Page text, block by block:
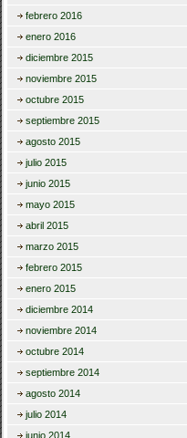
febrero 2016
enero 2016
diciembre 2015
noviembre 2015
octubre 2015
septiembre 2015
agosto 2015
julio 2015
junio 2015
mayo 2015
abril 2015
marzo 2015
febrero 2015
enero 2015
diciembre 2014
noviembre 2014
octubre 2014
septiembre 2014
agosto 2014
julio 2014
junio 2014